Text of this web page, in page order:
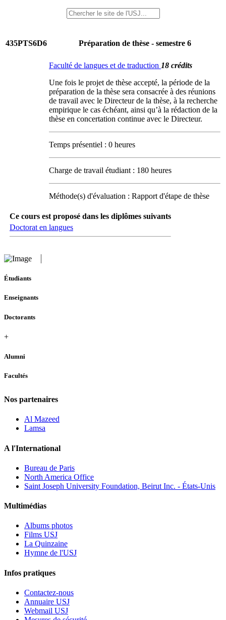
435PTS6D6 Préparation de thèse - semestre 6
Faculté de langues et de traduction 18 crédits
Une fois le projet de thèse accepté, la période de la
préparation de la thèse sera consacrée à des réunions
de travail avec le Directeur de la thèse, à la recherche
empirique le cas échéant, ainsi qu’à la rédaction de la
thèse en concertation continue avec le Directeur.
Temps présentiel : 0 heures
Charge de travail étudiant : 180 heures
Méthode(s) d'évaluation : Rapport d'étape de thèse
Ce cours est proposé dans les diplômes suivants
Doctorat en langues
Étudiants
Enseignants
Doctorants
+
Alumni
Facultés
Nos partenaires
Al Mazeed
Lamsa
A l'International
Bureau de Paris
North America Office
Saint Joseph University Foundation, Beirut Inc. - États-Unis
Multimédias
Albums photos
Films USJ
La Quinzaine
Hymne de l'USJ
Infos pratiques
Contactez-nous
Annuaire USJ
Webmail USJ